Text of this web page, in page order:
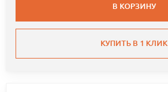
В КОРЗИНУ
КУПИТЬ В 1 КЛИК